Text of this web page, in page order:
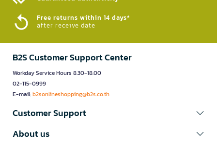
Free returns within 14 days*
after receive date
B2S Customer Support Center
Workday Service Hours 8.30-18.00
02-115-0999
E-mail:b2sonlineshopping@b2s.co.th
Customer Support
About us